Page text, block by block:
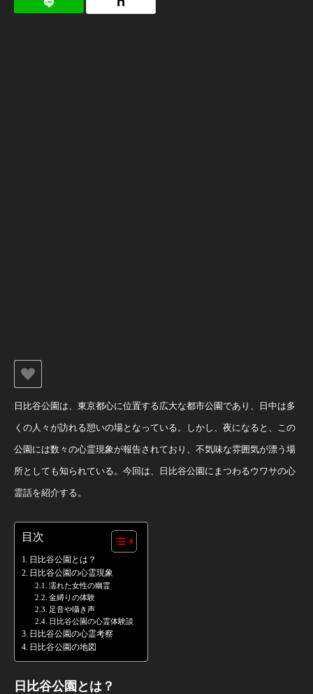
日比谷公園は、東京都心に位置する広大な都市公園であり、日中は多
くの人々が訪れる憩いの場となっている。しかし、夜になると、この
公園には数々の心霊現象が報告されており、不気味な雰囲気が漂う場
所としても知られている。今回は、日比谷公園にまつわるウワサの心
霊話を紹介する。
目次
日比谷公園とは？
日比谷公園の心霊現象
濡れた女性の幽霊
金縛りの体験
足音や囁き声
日比谷公園の心霊体験談
日比谷公園の心霊考察
日比谷公園の地図
日比谷公園とは？